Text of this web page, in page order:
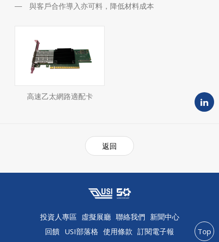
與客戶合作導入亦可料，降低材料成本
高速乙太網路適配卡
返回
投資人專區 虛擬展廳 聯絡我們 新聞中心
回饋 USI部落格 使用條款 訂閱電子報
Top